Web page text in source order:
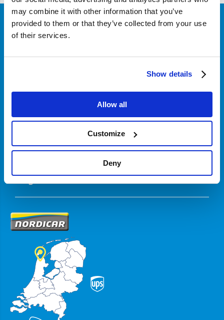
may combine it with other information that you’ve
provided to them or that they’ve collected from your use
of their services.
Show details
Allow all
Customize
Deny
Klantenservice